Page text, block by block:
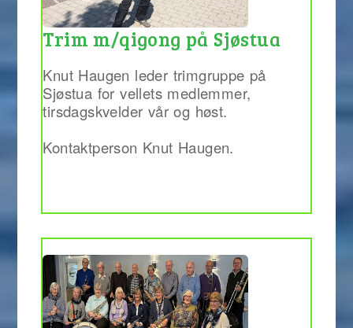
Trim m/qigong på Sjøstua
Knut Haugen leder trimgruppe på
Sjøstua for vellets medlemmer,
tirsdagskvelder vår og høst.
Kontaktperson Knut Haugen.